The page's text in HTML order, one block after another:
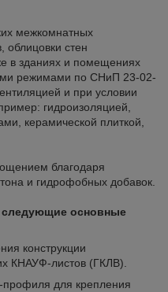
межкомнатных
облицовки стен
в зданиях и помещениях
режимами по СНиП 23-02-
и при условии
гидроизоляцией,
керамической плиткой,
благодаря
и гидрофобных добавок.
следующие основные
конструкции
КНАУФ-листов (ГКЛВ).
для крепления